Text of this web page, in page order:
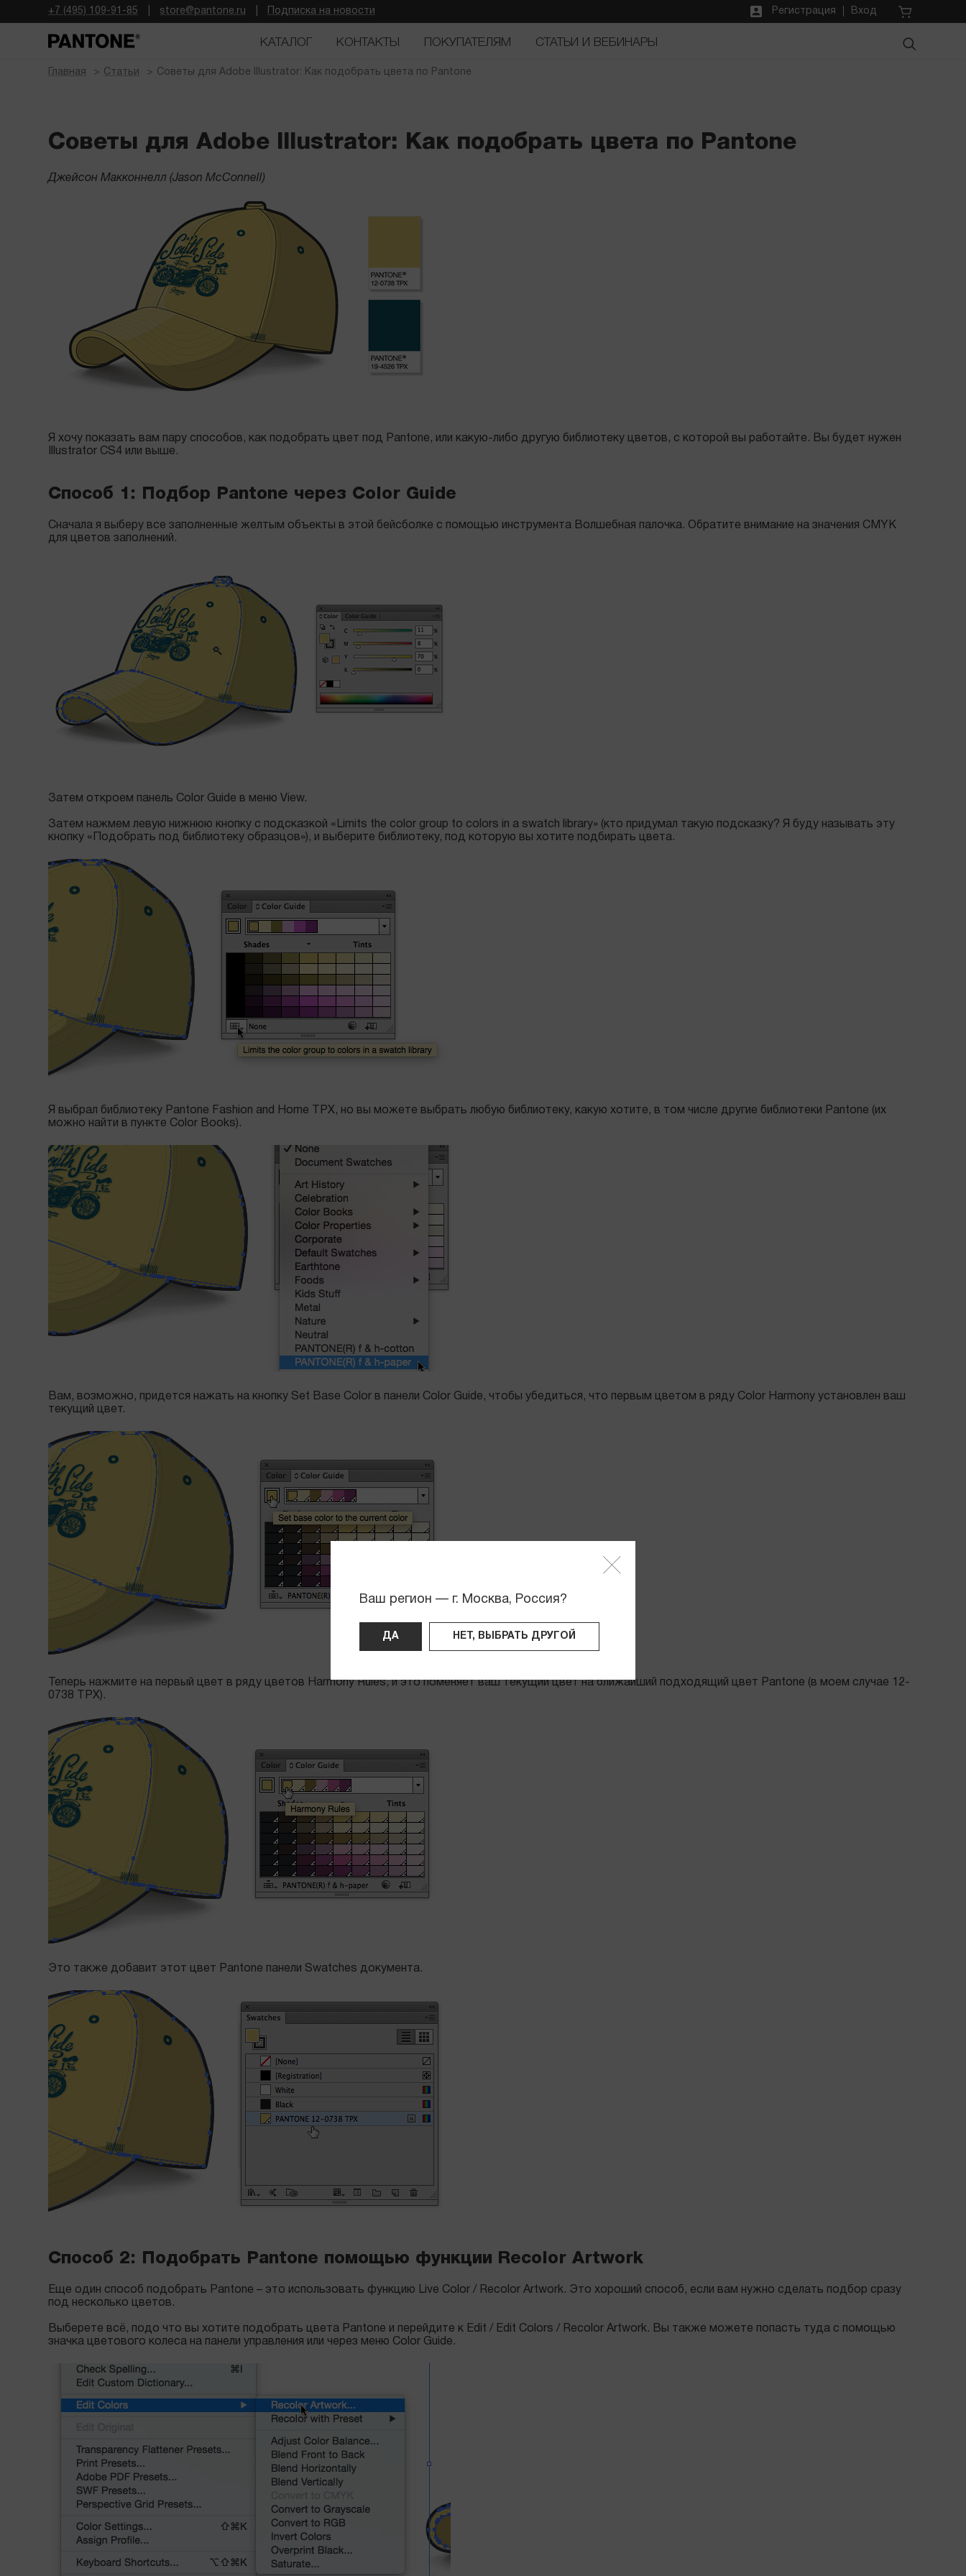
+7 (495) 109-91-85 store@pantone.ru Подписка на новости Регистрация Вход
КАТАЛОГ КОНТАКТЫ ПОКУПАТЕЛЯМ СТАТЬИ И ВЕБИНАРЫ
Главная Статьи Советы для Adobe Illustrator: Как подобрать цвета по Pantone
Советы для Adobe Illustrator: Как подобрать цвета по Pantone
Джейсон Макконнелл (Jason McConnell)
Я хочу показать вам пару способов, как подобрать цвет под Pantone, или какую-либо другую библиотеку цветов, с которой вы работайте. Вы будет нужен
Illustrator CS4 или выше.
Способ 1: Подбор Pantone через Color Guide
Сначала я выберу все заполненные желтым объекты в этой бейсболке с помощью инструмента Волшебная палочка. Обратите внимание на значения CMYK
для цветов заполнений.
Затем откроем панель Color Guide в меню View.
Затем нажмем левую нижнюю кнопку с подсказкой «Limits the color group to colors in a swatch library» (кто придумал такую подсказку? Я буду называть эту
кнопку «Подобрать под библиотеку образцов»), и выберите библиотеку, под которую вы хотите подбирать цвета.
Я выбрал библиотеку Pantone Fashion and Home TPX, но вы можете выбрать любую библиотеку, какую хотите, в том числе другие библиотеки Pantone (их
можно найти в пункте Color Books).
Вам, возможно, придется нажать на кнопку Set Base Color в панели Color Guide, чтобы убедиться, что первым цветом в ряду Color Harmony установлен ваш
текущий цвет.
Теперь нажмите на первый цвет в ряду цветов Harmony Rules, и это поменяет ваш текущий цвет на ближайший подходящий цвет Pantone (в моем случае 12-
0738 TPX).
Это также добавит этот цвет Pantone панели Swatches документа.
Способ 2: Подобрать Pantone помощью функции Recolor Artwork
Еще один способ подобрать Pantone – это использовать функцию Live Color / Recolor Artwork. Это хороший способ, если вам нужно сделать подбор сразу
под несколько цветов.
Выберете всё, подо что вы хотите подобрать цвета Pantone и перейдите к Edit / Edit Colors / Recolor Artwork. Вы также можете попасть туда с помощью
значка цветового колеса на панели управления или через меню Color Guide.
Ваш регион — г. Москва, Россия?
ДА НЕТ, ВЫБРАТЬ ДРУГОЙ